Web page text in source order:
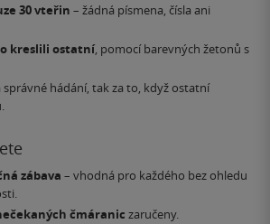
30 vteřin – žádná písmena, čísla ani
kreslili ostatní, pomocí barevných žetonů s
správné hádání, tak za to, když ostatní
zábava – vhodná pro každého bez ohledu
čmáranic zaručeny.